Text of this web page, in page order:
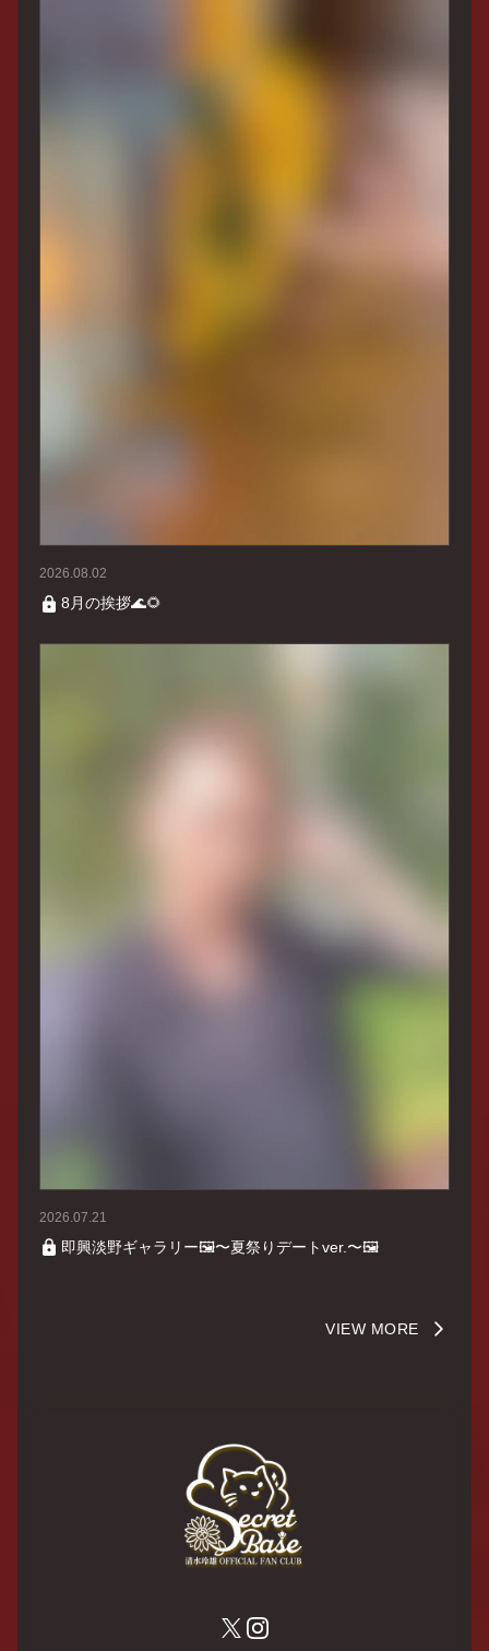
2026.08.02
8月の挨拶🌊🌻
2026.07.21
即興淡野ギャラリー🖼〜夏祭りデートver.〜🖼
VIEW MORE